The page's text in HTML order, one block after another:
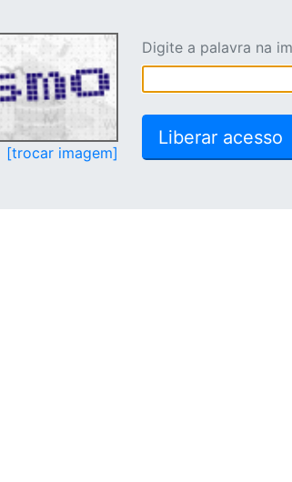
[trocar imagem]
Digite a palavra na